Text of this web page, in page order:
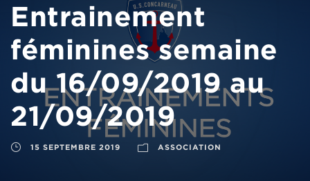
Entrainement
féminines semaine
du 16/09/2019 au
21/09/2019
15 SEPTEMBRE 2019 ASSOCIATION